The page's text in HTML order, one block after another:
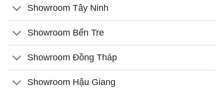
Showroom Tây Ninh
Showroom Bến Tre
Showroom Đồng Tháp
Showroom Hậu Giang